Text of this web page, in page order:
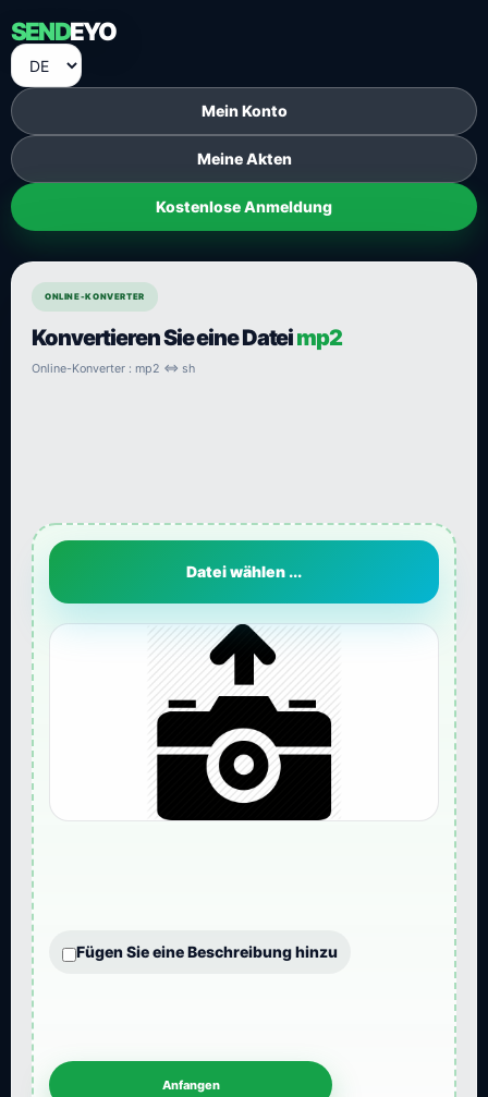
SENDEYO
Mein Konto
Meine Akten
Kostenlose Anmeldung
ONLINE-KONVERTER
Konvertieren Sie eine Dateimp2
Online-Konverter : mp2 ⇔ sh
Datei wählen ...
Fügen Sie eine Beschreibung hinzu